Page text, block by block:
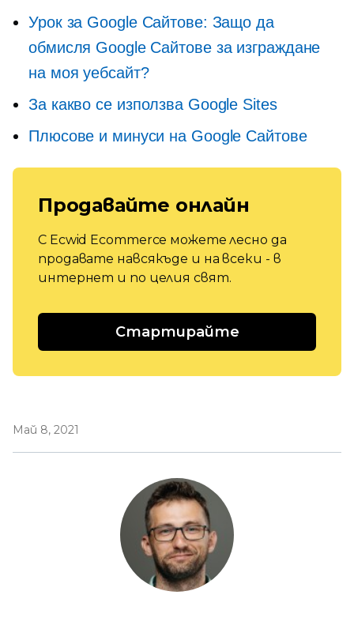
Урок за Google Сайтове: Защо да
обмисля Google Сайтове за изграждане
на моя уебсайт?
За какво се използва Google Sites
Плюсове и минуси на Google Сайтове
Продавайте онлайн
С Ecwid Ecommerce можете лесно да
продавате навсякъде и на всеки - в
интернет и по целия свят.
Стартирайте
Май 8, 2021